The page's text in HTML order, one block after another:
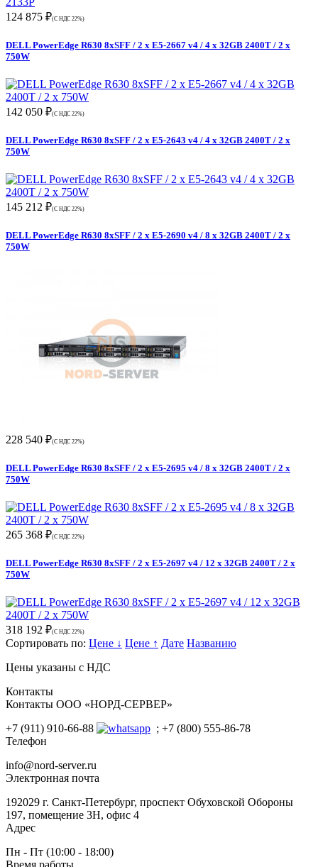
124 875 ₽(С НДС 22%)
DELL PowerEdge R630 8xSFF / 2 x E5-2667 v4 / 4 x 32GB 2400T / 2 x
750W
142 050 ₽(С НДС 22%)
DELL PowerEdge R630 8xSFF / 2 x E5-2643 v4 / 4 x 32GB 2400T / 2 x
750W
145 212 ₽(С НДС 22%)
DELL PowerEdge R630 8xSFF / 2 x E5-2690 v4 / 8 x 32GB 2400T / 2 x
750W
228 540 ₽(С НДС 22%)
DELL PowerEdge R630 8xSFF / 2 x E5-2695 v4 / 8 x 32GB 2400T / 2 x
750W
265 368 ₽(С НДС 22%)
DELL PowerEdge R630 8xSFF / 2 x E5-2697 v4 / 12 x 32GB 2400T / 2 x
750W
318 192 ₽(С НДС 22%)
Сортировать по: Цене ↓ Цене ↑ Дате Названию
Цены указаны с НДС
Контакты
Контакты ООО «НОРД-СЕРВЕР»
+7 (911) 910-66-88
; +7 (800) 555-86-78
Телефон
info@nord-server.ru
Электронная почта
192029 г. Санкт-Петербург, проспект Обуховской Обороны
197, помещение 3Н, офис 4
Адрес
Пн - Пт (10:00 - 18:00)